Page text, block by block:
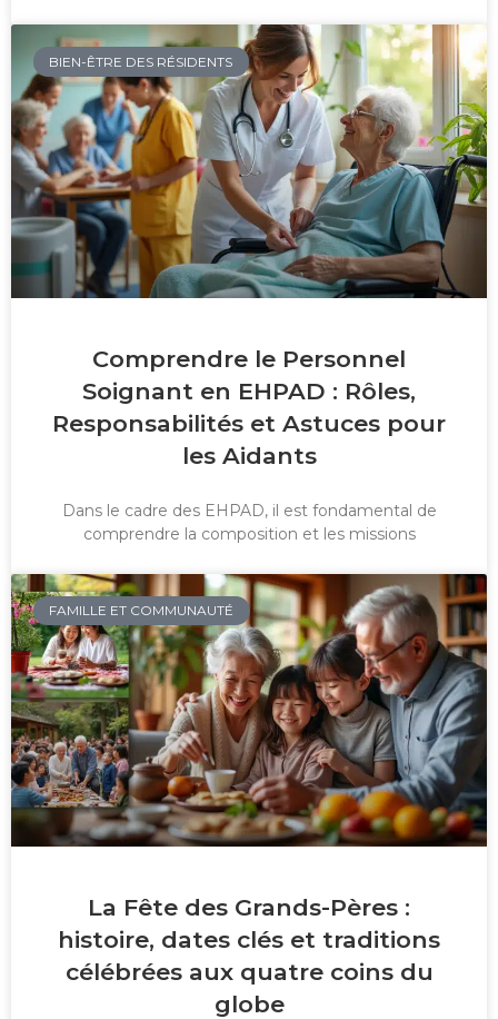
BIEN-ÊTRE DES RÉSIDENTS
Comprendre le Personnel
Soignant en EHPAD : Rôles,
Responsabilités et Astuces pour
les Aidants
Dans le cadre des EHPAD, il est fondamental de
comprendre la composition et les missions
FAMILLE ET COMMUNAUTÉ
La Fête des Grands-Pères :
histoire, dates clés et traditions
célébrées aux quatre coins du
globe